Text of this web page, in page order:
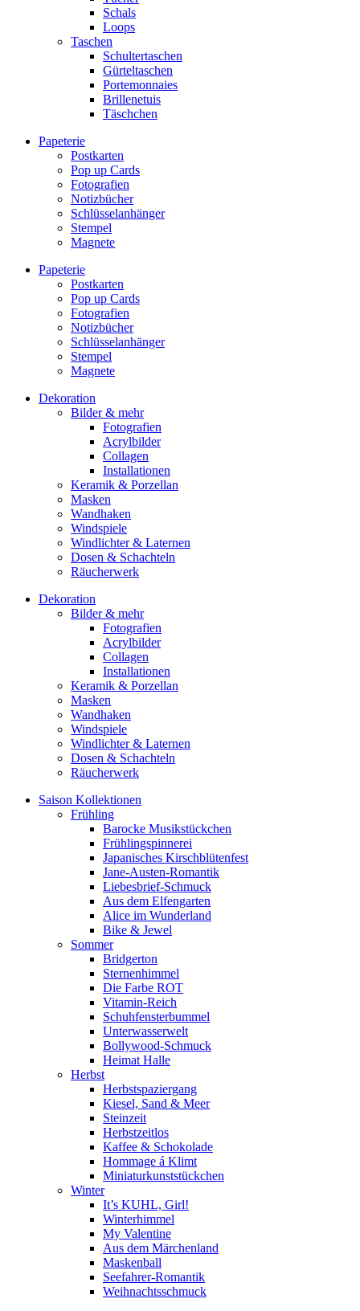
Schals
Loops
Taschen
Schultertaschen
Gürteltaschen
Portemonnaies
Brillenetuis
Täschchen
Papeterie
Postkarten
Pop up Cards
Fotografien
Notizbücher
Schlüsselanhänger
Stempel
Magnete
Papeterie
Postkarten
Pop up Cards
Fotografien
Notizbücher
Schlüsselanhänger
Stempel
Magnete
Dekoration
Bilder & mehr
Fotografien
Acrylbilder
Collagen
Installationen
Keramik & Porzellan
Masken
Wandhaken
Windspiele
Windlichter & Laternen
Dosen & Schachteln
Räucherwerk
Dekoration
Bilder & mehr
Fotografien
Acrylbilder
Collagen
Installationen
Keramik & Porzellan
Masken
Wandhaken
Windspiele
Windlichter & Laternen
Dosen & Schachteln
Räucherwerk
Saison Kollektionen
Frühling
Barocke Musikstückchen
Frühlingspinnerei
Japanisches Kirschblütenfest
Jane-Austen-Romantik
Liebesbrief-Schmuck
Aus dem Elfengarten
Alice im Wunderland
Bike & Jewel
Sommer
Bridgerton
Sternenhimmel
Die Farbe ROT
Vitamin-Reich
Schuhfensterbummel
Unterwasserwelt
Bollywood-Schmuck
Heimat Halle
Herbst
Herbstspaziergang
Kiesel, Sand & Meer
Steinzeit
Herbstzeitlos
Kaffee & Schokolade
Hommage á Klimt
Miniaturkunststückchen
Winter
It’s KUHL, Girl!
Winterhimmel
My Valentine
Aus dem Märchenland
Maskenball
Seefahrer-Romantik
Weihnachtsschmuck